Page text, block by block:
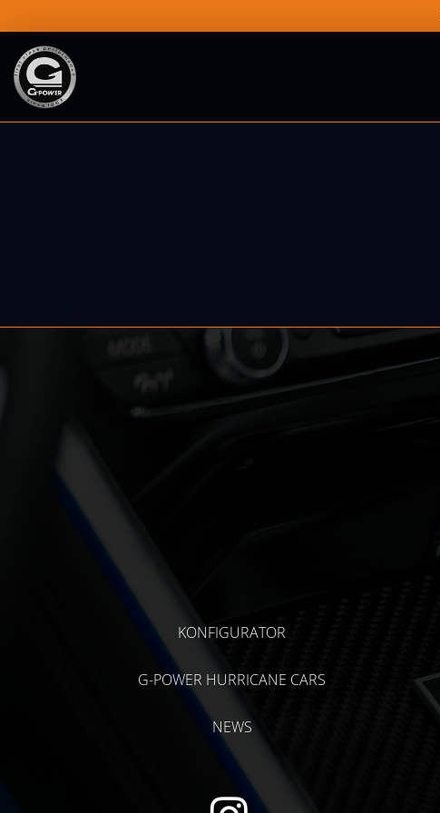
KONFIGURATOR
G-POWER HURRICANE CARS
NEWS